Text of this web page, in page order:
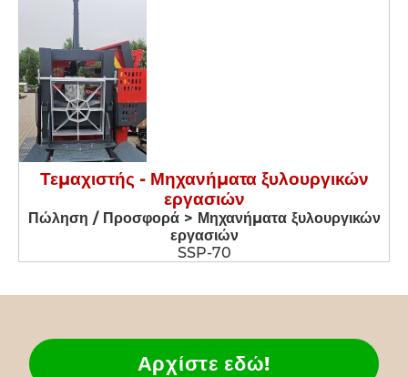
Τεμαχιστής - Μηχανήματα ξυλουργικών
εργασιών
Πώληση / Προσφορά > Μηχανήματα ξυλουργικών
εργασιών
SSP-70
Αρχίστε εδώ!